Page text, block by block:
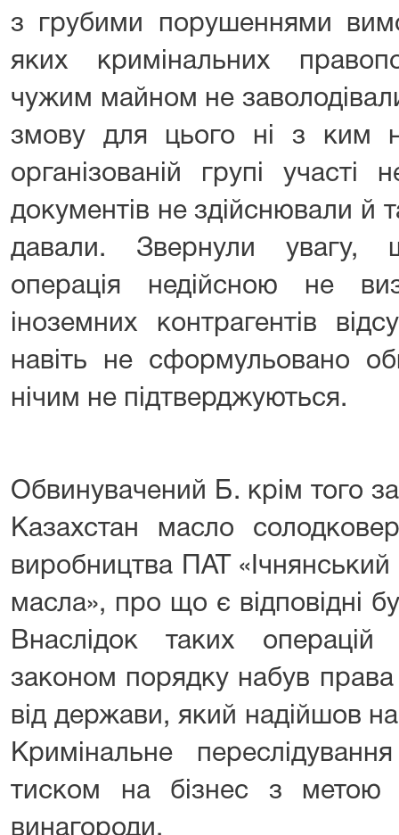
з грубими порушеннями
яких кримінальних
чужим майном не
змову для цього ні з ким
організованій групі
документів не здійснювали й
давали. Звернули увагу,
операція недійсною не
іноземних контрагентів
навіть не сформульовано
нічим не підтверджуються.
Обвинувачений Б. крім того
Казахстан масло
виробництва ПАТ
масла», про що є відповідні
Внаслідок таких
законом порядку набув
від держави, який надійшов
Кримінальне
тиском на бізнес з метою
винагороди.